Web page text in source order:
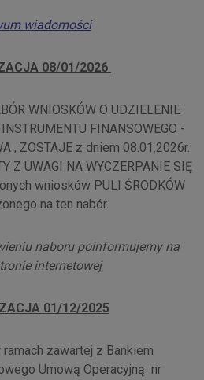
wiadomości
08/01/2026
WNIOSKÓW O UDZIELENIE
FINANSOWEGO -
, ZOSTAJE z dniem 08.01.2026r.
Z UWAGI NA WYCZERPANIE SIĘ
wniosków PULI ŚRODKÓW
na ten nabór.
naboru poinformujemy na
internetowej
01/12/2025
ramach zawartej z Bankiem
Umową Operacyjną nr